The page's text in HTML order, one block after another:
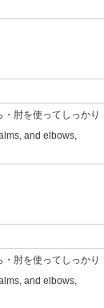
肘を使ってしっかり
and elbows,
肘を使ってしっかり
and elbows,